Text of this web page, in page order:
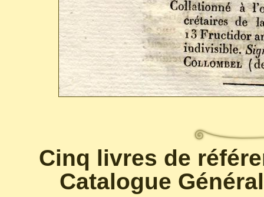
Cinq livres de
Catalogue